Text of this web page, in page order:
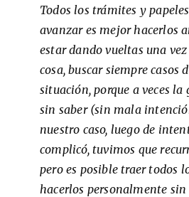
Todos los trámites y
avanzar es mejor hacerlos
estar dando vueltas una
cosa, buscar siempre casos
situación, porque a veces la
sin saber (sin mala
nuestro caso, luego de
complicó, tuvimos que
pero es posible traer todos
hacerlos personalmente sin